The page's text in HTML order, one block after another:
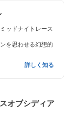
ッドナイトレース
を思わせる幻想的
詳しく知る
オブシディア